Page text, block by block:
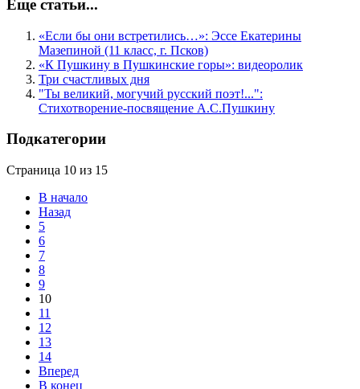
Еще статьи...
«Если бы они встретились…»: Эссе Екатерины
Мазепиной (11 класс, г. Псков)
«К Пушкину в Пушкинские горы»: видеоролик
Три счастливых дня
"Ты великий, могучий русский поэт!...":
Стихотворение-посвящение А.С.Пушкину
Подкатегории
Страница 10 из 15
В начало
Назад
5
6
7
8
9
10
11
12
13
14
Вперед
В конец